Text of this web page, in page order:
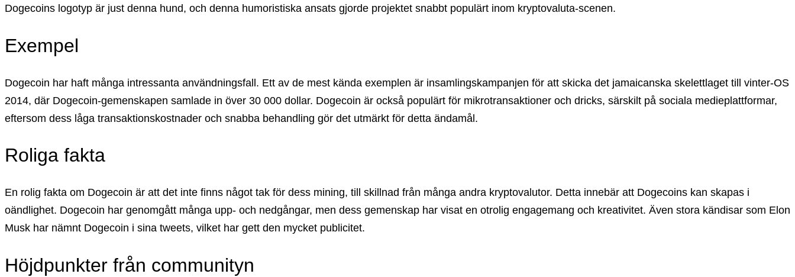
Dogecoins logotyp är just denna hund, och denna humoristiska ansats gjorde projektet snabbt populärt inom kryptovaluta-scenen.
Exempel
Dogecoin har haft många intressanta användningsfall. Ett av de mest kända exemplen är insamlingskampanjen för att skicka det jamaicanska skelettlaget till vinter-OS
2014, där Dogecoin-gemenskapen samlade in över 30 000 dollar. Dogecoin är också populärt för mikrotransaktioner och dricks, särskilt på sociala medieplattformar,
eftersom dess låga transaktionskostnader och snabba behandling gör det utmärkt för detta ändamål.
Roliga fakta
En rolig fakta om Dogecoin är att det inte finns något tak för dess mining, till skillnad från många andra kryptovalutor. Detta innebär att Dogecoins kan skapas i
oändlighet. Dogecoin har genomgått många upp- och nedgångar, men dess gemenskap har visat en otrolig engagemang och kreativitet. Även stora kändisar som Elon
Musk har nämnt Dogecoin i sina tweets, vilket har gett den mycket publicitet.
Höjdpunkter från communityn